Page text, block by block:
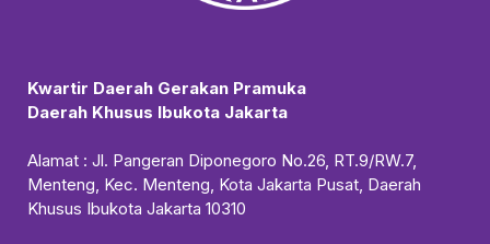
Kwartir Daerah Gerakan Pramuka
Daerah Khusus Ibukota Jakarta
Alamat : Jl. Pangeran Diponegoro No.26, RT.9/RW.7,
Menteng, Kec. Menteng, Kota Jakarta Pusat, Daerah
Khusus Ibukota Jakarta 10310